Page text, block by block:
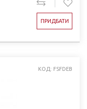
ПРИДБАТИ
КОД: FSFDEB